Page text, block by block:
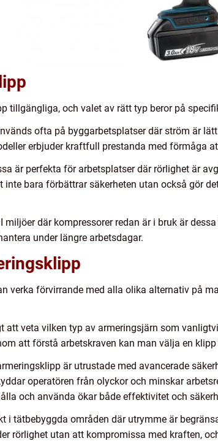
tillgängliga, och valet av rätt typ beror på
ofta på byggarbetsplatser där ström är
erbjuder kraftfull prestanda med förmåga
är perfekta för arbetsplatser där rörlighet är
inte bara förbättrar säkerheten utan också gör
där kompressorer redan är i bruk är
under längre arbetsdagar.
verka förvirrande med alla olika alternativ på
att veta vilken typ av armeringsjärn som
att förstå arbetskraven kan man välja en
är utrustade med avancerade
operatören från olyckor och minskar
och använda ökar både effektivitet och
i tätbebyggda områden där utrymme är
rörlighet utan att kompromissa med kraften,